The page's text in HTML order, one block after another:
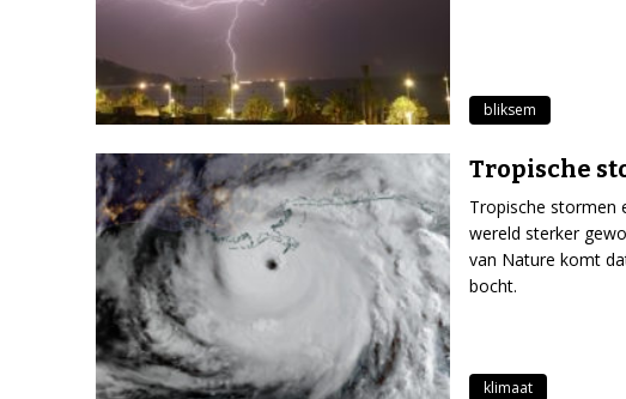
bliksem
Tropische
Tropische stormen
wereld sterker
van Nature komt
bocht.
klimaat